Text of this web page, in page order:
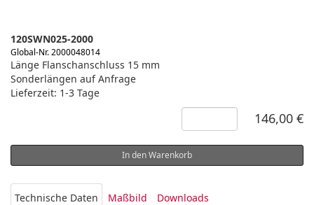
120SWN025-2000
Global-Nr. 2000048014
Länge Flanschanschluss 15 mm
Sonderlängen auf Anfrage
Lieferzeit: 1-3 Tage
146,00 €
In den Warenkorb
Technische Daten Maßbild Downloads